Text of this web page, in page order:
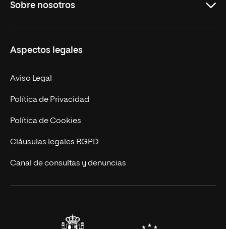
Másteres Oficiales
Másteres Propios
Doctorados
Experto Universitario
Postgrados
Cursos Universitarios
Sobre nosotros
Facultades
Nuestro Equipo
Trabaja en UNIR
Actualidad
UNIR Revista
Eventos
Aspectos legales
Aviso Legal
Política de Privacidad
Política de Cookies
Cláusulas legales RGPD
Canal de consultas y denuncias